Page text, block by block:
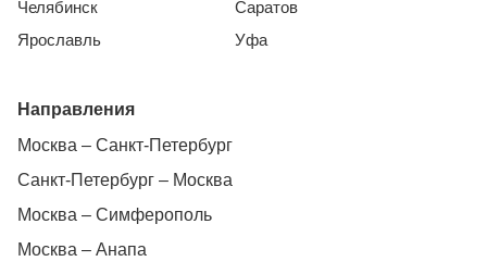
Челябинск
Ярославль
Саратов
Уфа
Направления
Москва – Санкт-Петербург
Санкт-Петербург – Москва
Москва – Симферополь
Москва – Анапа